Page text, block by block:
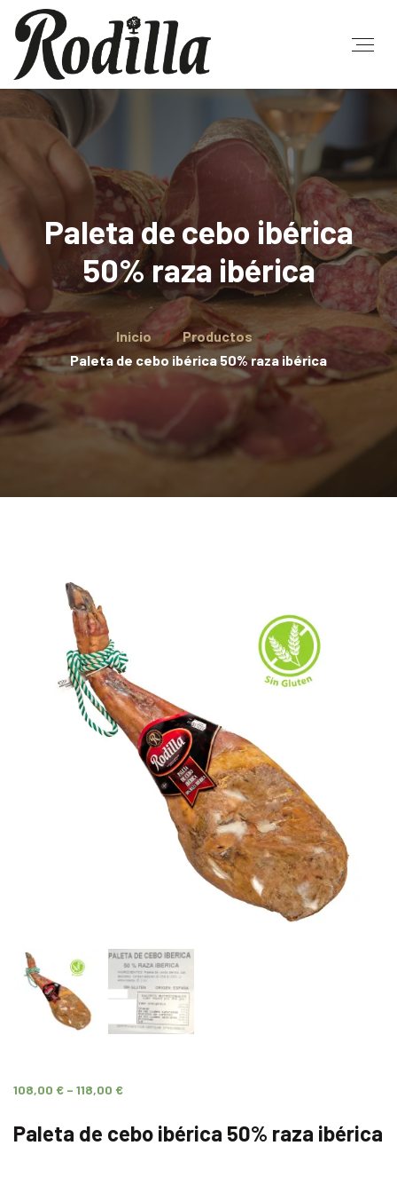
Paleta de cebo ibérica
50% raza ibérica
Inicio
Productos
Paleta de cebo ibérica 50% raza ibérica
108,00 € – 118,00 €
Paleta de cebo ibérica 50% raza ibérica